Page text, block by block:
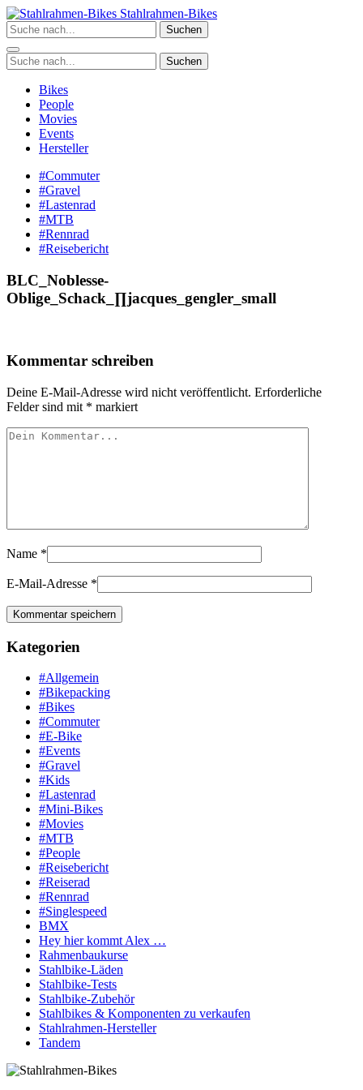
Zum
Inhalt
springen
Stahlrahmen-Bikes
Suchen
Suchen
Bikes
People
Movies
Events
Hersteller
#Commuter
#Gravel
#Lastenrad
#MTB
#Rennrad
#Reisebericht
BLC_Noblesse-
Oblige_Schack_∏jacques_gengler_small
Kommentar schreiben
Deine E-Mail-Adresse wird nicht veröffentlicht. Erforderliche
Felder sind mit * markiert
Name *
E-Mail-Adresse *
Kategorien
#Allgemein
#Bikepacking
#Bikes
#Commuter
#E-Bike
#Events
#Gravel
#Kids
#Lastenrad
#Mini-Bikes
#Movies
#MTB
#People
#Reisebericht
#Reiserad
#Rennrad
#Singlespeed
BMX
Hey hier kommt Alex …
Rahmenbaukurse
Stahlbike-Läden
Stahlbike-Tests
Stahlbike-Zubehör
Stahlbikes & Komponenten zu verkaufen
Stahlrahmen-Hersteller
Tandem